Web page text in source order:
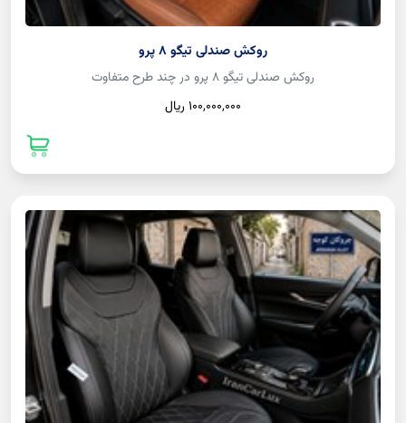
روکش صندلی تیگو 8 پرو
روکش صندلی تیگو 8 پرو در چند طرح متفاوت
100,000,000 ريال